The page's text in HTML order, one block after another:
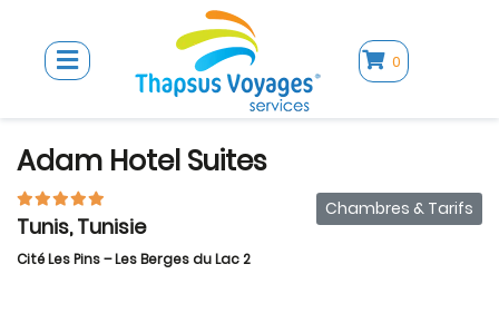
0
Adam Hotel Suites
Tunis, Tunisie
Cité Les Pins – Les Berges du Lac 2
Chambres & Tarifs